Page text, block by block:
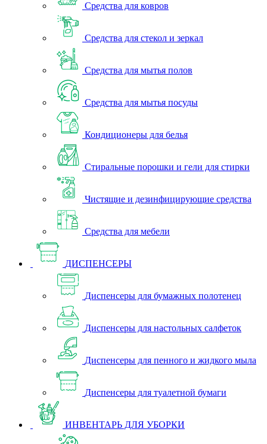
Средства для ковров
Средства для стекол и зеркал
Средства для мытья полов
Средства для мытья посуды
Кондиционеры для белья
Стиральные порошки и гели для стирки
Чистящие и дезинфицирующие средства
Средства для мебели
ДИСПЕНСЕРЫ
Диспенсеры для бумажных полотенец
Диспенсеры для настольных салфеток
Диспенсеры для пенного и жидкого мыла
Диспенсеры для туалетной бумаги
ИНВЕНТАРЬ ДЛЯ УБОРКИ